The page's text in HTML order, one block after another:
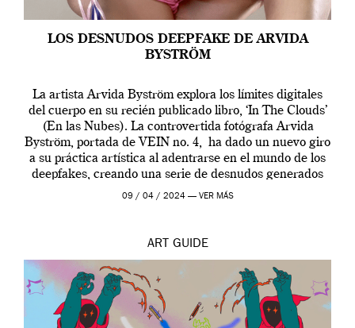
LOS DESNUDOS DEEPFAKE DE ARVIDA
BYSTRÖM
La artista Arvida Byström explora los límites digitales
del cuerpo en su recién publicado libro, ‘In The Clouds’
(En las Nubes). La controvertida fotógrafa Arvida
Byström, portada de VEIN no. 4, ha dado un nuevo giro
a su práctica artística al adentrarse en el mundo de los
deepfakes, creando una serie de desnudos generados
por […]
09 / 04 / 2024 — VER MÁS
ART GUIDE